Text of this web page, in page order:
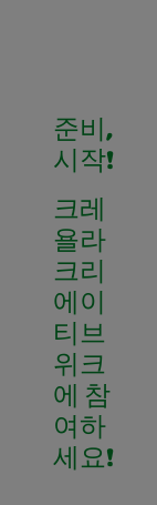
준비,
시작!
크레
욜라
크리
에이
티브
위크
에 참
여하
세요!